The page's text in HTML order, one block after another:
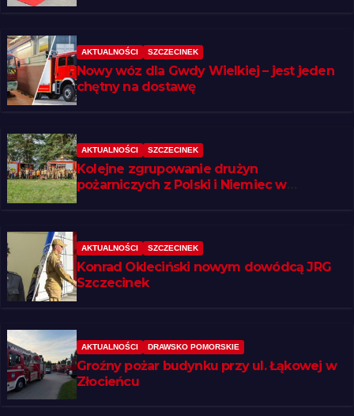
AKTUALNOŚCI SZCZECINEK
Nowy wóz dla Gwdy Wielkiej – jest jeden
chętny na dostawę
AKTUALNOŚCI SZCZECINEK
Kolejne zgrupowanie drużyn
pożarniczych z Polski i Niemiec w
AKTUALNOŚCI SZCZECINEK
Konrad Okleciński nowym dowódcą JRG
Szczecinek
AKTUALNOŚCI DRAWSKO POMORSKIE
Groźny pożar budynku przy ul. Łąkowej w
Złocieńcu